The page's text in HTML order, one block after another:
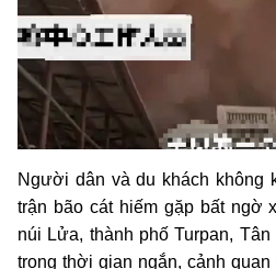
Người dân và du khách không
trận bão cát hiếm gặp bất ngờ
núi Lửa, thành phố Turpan,
trong thời gian ngắn, cảnh